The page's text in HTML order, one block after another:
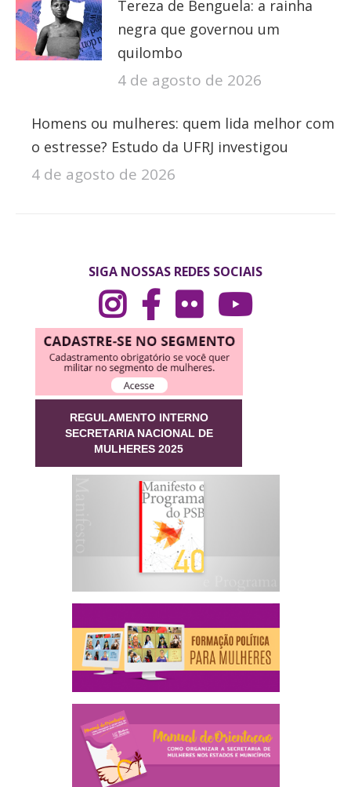
Tereza de Benguela: a rainha
negra que governou um
quilombo
4 de agosto de 2026
Homens ou mulheres: quem lida melhor com
o estresse? Estudo da UFRJ investigou
4 de agosto de 2026
SIGA NOSSAS REDES SOCIAIS
REGULAMENTO INTERNO
SECRETARIA NACIONAL DE
MULHERES 2025